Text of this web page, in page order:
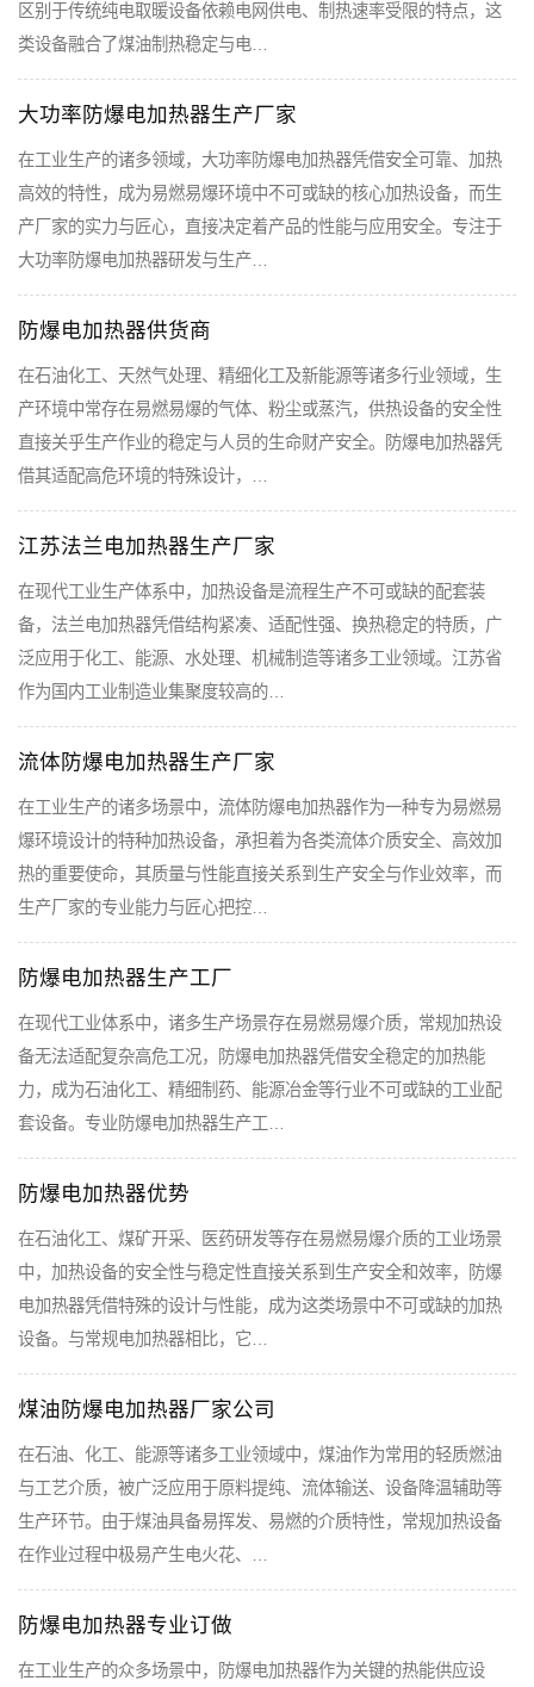
区别于传统纯电取暖设备依赖电网供电、制热速率受限的特点，这
类设备融合了煤油制热稳定与电…
大功率防爆电加热器生产厂家
在工业生产的诸多领域，大功率防爆电加热器凭借安全可靠、加热
高效的特性，成为易燃易爆环境中不可或缺的核心加热设备，而生
产厂家的实力与匠心，直接决定着产品的性能与应用安全。专注于
大功率防爆电加热器研发与生产…
防爆电加热器供货商
在石油化工、天然气处理、精细化工及新能源等诸多行业领域，生
产环境中常存在易燃易爆的气体、粉尘或蒸汽，供热设备的安全性
直接关乎生产作业的稳定与人员的生命财产安全。防爆电加热器凭
借其适配高危环境的特殊设计，…
江苏法兰电加热器生产厂家
在现代工业生产体系中，加热设备是流程生产不可或缺的配套装
备，法兰电加热器凭借结构紧凑、适配性强、换热稳定的特质，广
泛应用于化工、能源、水处理、机械制造等诸多工业领域。江苏省
作为国内工业制造业集聚度较高的…
流体防爆电加热器生产厂家
在工业生产的诸多场景中，流体防爆电加热器作为一种专为易燃易
爆环境设计的特种加热设备，承担着为各类流体介质安全、高效加
热的重要使命，其质量与性能直接关系到生产安全与作业效率，而
生产厂家的专业能力与匠心把控…
防爆电加热器生产工厂
在现代工业体系中，诸多生产场景存在易燃易爆介质，常规加热设
备无法适配复杂高危工况，防爆电加热器凭借安全稳定的加热能
力，成为石油化工、精细制药、能源冶金等行业不可或缺的工业配
套设备。专业防爆电加热器生产工…
防爆电加热器优势
在石油化工、煤矿开采、医药研发等存在易燃易爆介质的工业场景
中，加热设备的安全性与稳定性直接关系到生产安全和效率，防爆
电加热器凭借特殊的设计与性能，成为这类场景中不可或缺的加热
设备。与常规电加热器相比，它…
煤油防爆电加热器厂家公司
在石油、化工、能源等诸多工业领域中，煤油作为常用的轻质燃油
与工艺介质，被广泛应用于原料提纯、流体输送、设备降温辅助等
生产环节。由于煤油具备易挥发、易燃的介质特性，常规加热设备
在作业过程中极易产生电火花、…
防爆电加热器专业订做
在工业生产的众多场景中，防爆电加热器作为关键的热能供应设